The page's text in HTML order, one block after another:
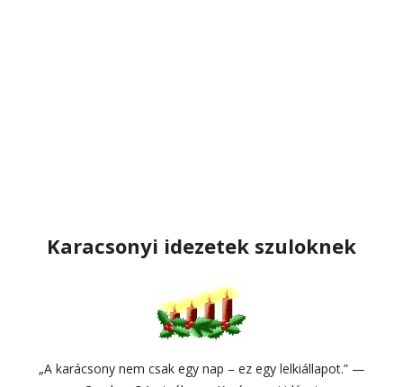
Karacsonyi idezetek szuloknek
„A karácsony nem csak egy nap – ez egy lelkiállapot.” —